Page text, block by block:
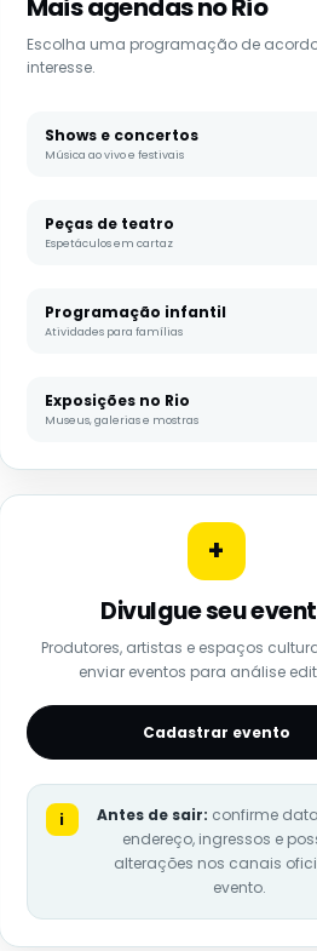
Mais agendas no Rio
Escolha uma programação de
interesse.
Shows e concertos
Música ao vivo e festivais
Peças de teatro
Espetáculos em cartaz
Programação infantil
Atividades para famílias
Exposições no Rio
Museus, galerias e mostras
+
Divulgue seu
Produtores, artistas e espaços
enviar eventos para análise
Cadastrar evento
i Antes de sair: confirme
endereço, ingressos e
alterações nos canais
evento.